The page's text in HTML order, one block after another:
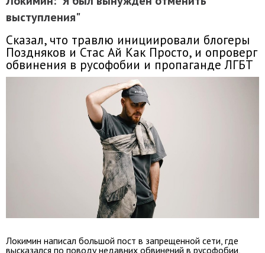
выступления"
Сказал, что травлю инициировали блогеры
Поздняков и Стас Ай Как Просто, и опроверг
обвинения в русофобии и пропаганде ЛГБТ
Локимин написал большой пост в запрещенной сети, где
высказался по поводу недавних обвинений в русофобии,